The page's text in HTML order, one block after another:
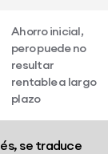
Ahorro inicial,
pero puede no
resultar
rentable a largo
plazo
se traduce